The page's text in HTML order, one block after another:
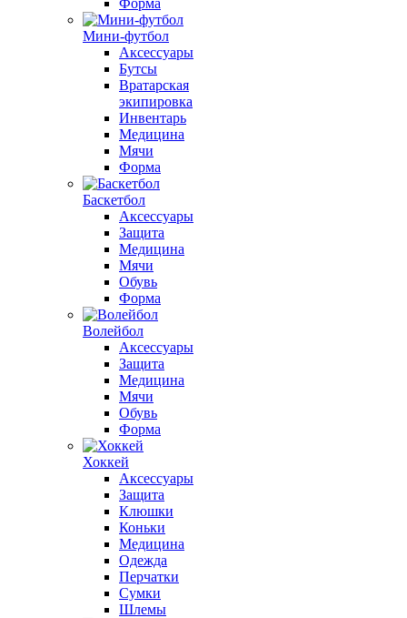
Форма
Мини-футбол
Аксессуары
Бутсы
Вратарская
экипировка
Инвентарь
Медицина
Мячи
Форма
Баскетбол
Аксессуары
Защита
Медицина
Мячи
Обувь
Форма
Волейбол
Аксессуары
Защита
Медицина
Мячи
Обувь
Форма
Хоккей
Аксессуары
Защита
Клюшки
Коньки
Медицина
Одежда
Перчатки
Сумки
Шлемы